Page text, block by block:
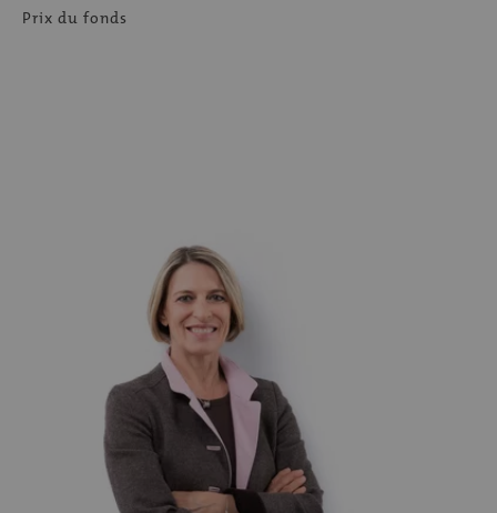
Prix du fonds